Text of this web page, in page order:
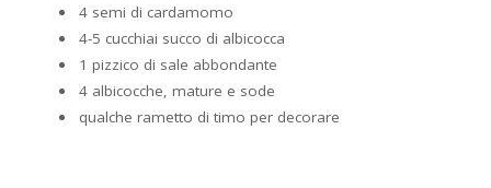
4 semi di cardamomo
4-5 cucchiai succo di albicocca
1 pizzico di sale abbondante
4 albicocche, mature e sode
qualche rametto di timo per decorare